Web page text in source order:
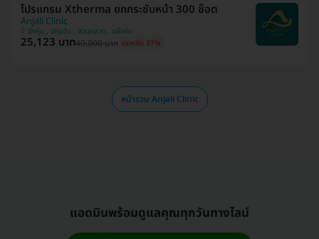
โปรแกรม Xtherma ยกกระชับหน้า 300 ช็อต
Anjali Clinic
บึงกุ่ม , ปทุมวัน , สวนหลวง , ตลิ่งชัน
25,123 บาท40,000 บาท ประหยัด 37%
หน้ารวม Anjali Clinic
แอดมินพร้อมดูแลคุณทุกวันทางไลน์